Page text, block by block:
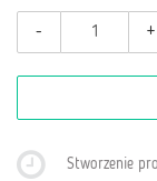
- +
Stworzenie